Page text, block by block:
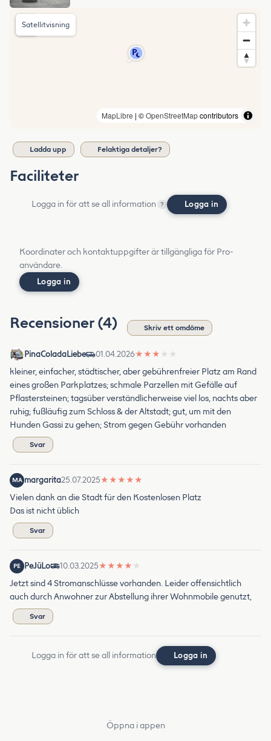
MapLibre | ©OpenStreetMapcontributors
Satellitvisning
Ladda upp Felaktiga detaljer?
Faciliteter
Logga in för att se all information ? Logga in
Koordinater och kontaktuppgifter är tillgängliga för Pro-
användare.
Logga in
Recensioner (4) Skriv ett omdöme
PinaColadaLiebe 01.04.2026★ ★ ★ ★ ★
kleiner, einfacher, städtischer, aber gebührenfreier Platz am Rand
eines großen Parkplatzes; schmale Parzellen mit Gefälle auf
Pflastersteinen; tagsüber verständlicherweise viel los, nachts aber
ruhig; fußläufig zum Schloss & der Altstadt; gut, um mit den
Hunden Gassi zu gehen; Strom gegen Gebühr vorhanden
Svar
MA margarita25.07.2025★ ★ ★ ★ ★
Vielen dank an die Stadt für den Kostenlosen Platz
Das ist nicht üblich
Svar
PE PeJüLo 10.03.2025★ ★ ★ ★ ★
Jetzt sind 4 Stromanschlüsse vorhanden. Leider offensichtlich
auch durch Anwohner zur Abstellung ihrer Wohnmobile genutzt,
Svar
Logga in för att se all information Logga in
Öppna i appen